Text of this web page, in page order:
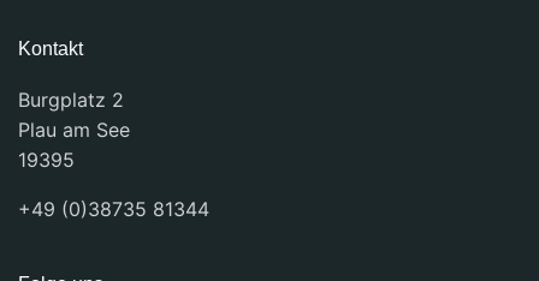
Kontakt
Burgplatz 2
Plau am See
19395
+49 (0)38735 81344